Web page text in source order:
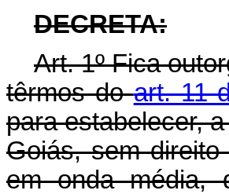
DECRETA:
Art. 1º Fica
têrmos doart. 11
para estabelecer,
Goiás, sem
em onda média,